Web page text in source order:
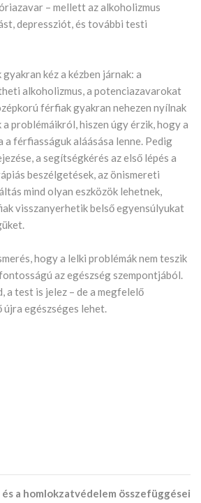
– mellett az alkoholizmus
depressziót, és további testi
kéz a kézben járnak: a
alkoholizmus, a potenciazavarokat
férfiak gyakran nehezen nyílnak
a problémáikról, hiszen úgy érzik, hogy a
a férfiasságuk aláásása lenne. Pedig
a segítségkérés az első lépés a
beszélgetések, az önismereti
mind olyan eszközök lehetnek,
visszanyerhetik belső egyensúlyukat
hogy a lelki problémák nem teszik
az egészség szempontjából.
a test is jelez – de a megfelelő
egészséges lehet.
a homlokzatvédelem összefüggései